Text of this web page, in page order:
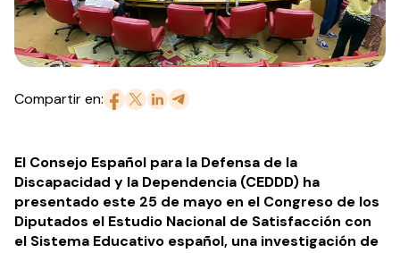
Compartir en:
El Consejo Español para la Defensa de la
Discapacidad y la Dependencia (CEDDD) ha
presentado este 25 de mayo en el Congreso de los
Diputados el Estudio Nacional de Satisfacción con
el Sistema Educativo español, una investigación de